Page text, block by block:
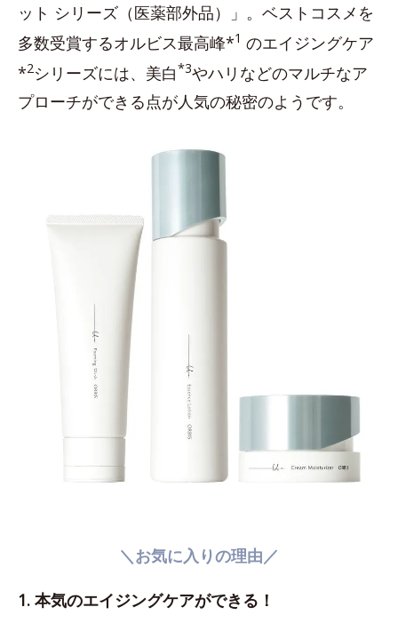
ット シリーズ（医薬部外品）」。ベストコスメを
多数受賞するオルビス最高峰*1 のエイジングケア
*2シリーズには、美白*3やハリなどのマルチなア
プローチができる点が人気の秘密のようです。
＼お気に入りの理由／
1. 本気のエイジングケアができる！